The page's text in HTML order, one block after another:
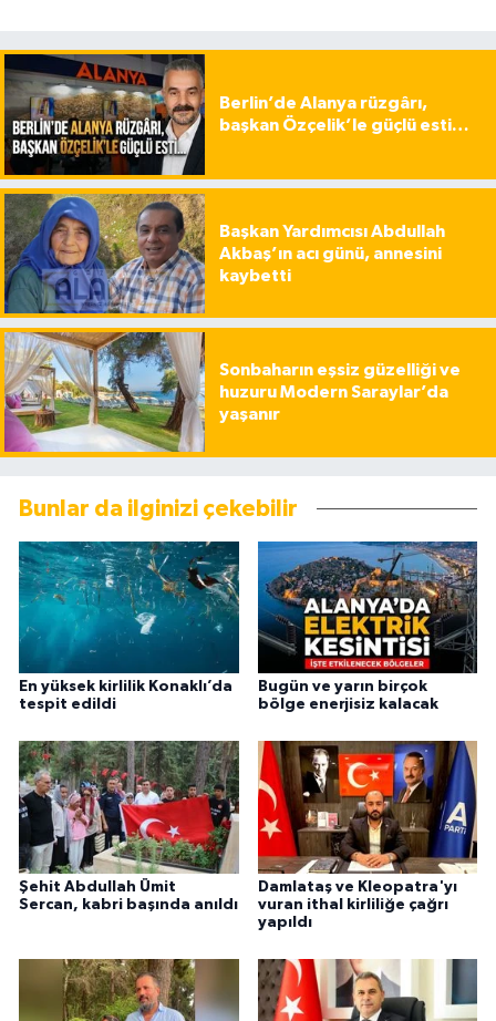
Berlin’de Alanya rüzgârı,
başkan Özçelik’le güçlü esti…
Başkan Yardımcısı Abdullah
Akbaş’ın acı günü, annesini
kaybetti
Sonbaharın eşsiz güzelliği ve
huzuru Modern Saraylar’da
yaşanır
Bunlar da ilginizi çekebilir
En yüksek kirlilik Konaklı’da
tespit edildi
Bugün ve yarın birçok
bölge enerjisiz kalacak
Şehit Abdullah Ümit
Sercan, kabri başında anıldı
Damlataş ve Kleopatra'yı
vuran ithal kirliliğe çağrı
yapıldı